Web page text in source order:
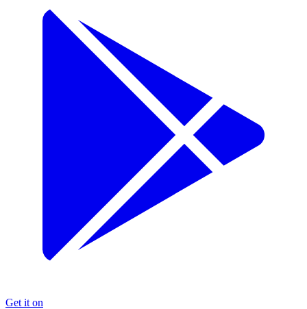
Get it on